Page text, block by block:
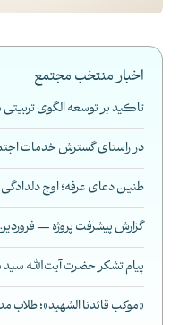
اخبار منتخب مجتمع
تاکید بر توسعه الگوی
در راستای گسترش خدمات
طنین دعای عرفه؛ اوج دلدادگی
گزارش پیشرفت پروژه — فروردین
پیام تشکر حضرت آیت‌الله
«موکب قائدنا الشهید»؛